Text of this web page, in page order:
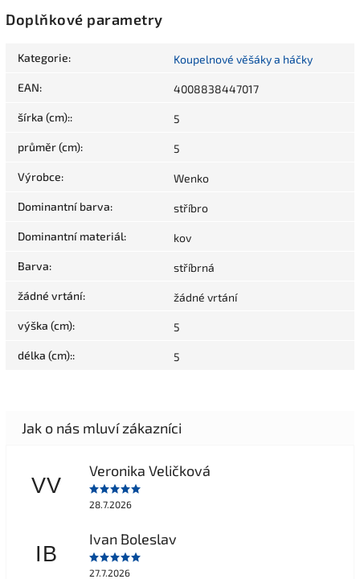
Doplňkové parametry
Kategorie: Koupelnové věšáky a háčky
EAN: 4008838447017
šírka (cm):: 5
průměr (cm): 5
Výrobce: Wenko
Dominantní barva: stříbro
Dominantní materiál: kov
Barva: stříbrná
žádné vrtání: žádné vrtání
výška (cm): 5
délka (cm):: 5
VV
Veronika Veličková
28.7.2026
IB
Ivan Boleslav
27.7.2026